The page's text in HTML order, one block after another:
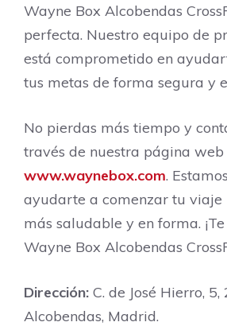
Wayne Box Alcobendas
perfecta. Nuestro equipo de
está comprometido en
tus metas de forma segura y
No pierdas más tiempo y
través de nuestra página web
www.waynebox.com.
ayudarte a comenzar tu viaje
más saludable y en forma.
Wayne Box Alcobendas
Dirección: C. de José Hierro, 5,
Alcobendas, Madrid.